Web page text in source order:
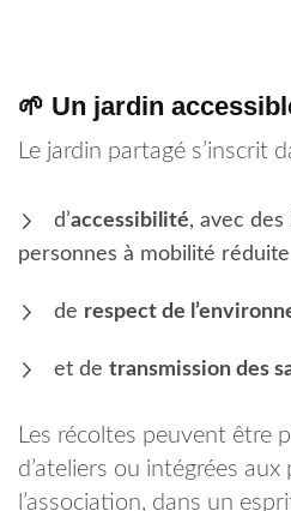
🌱 Un jardin
Le jardin partagé s’inscrit
d’accessibilité, avec des
personnes à mobilité réduite
de respect de
et de transmission des
Les récoltes peuvent être
d’ateliers ou intégrées aux
l’association, dans un